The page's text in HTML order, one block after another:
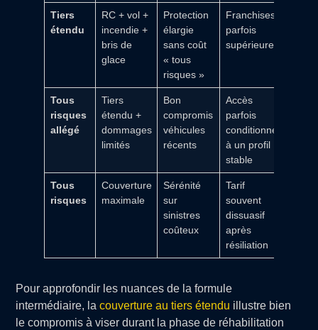
Tiers
étendu
RC + vol +
incendie +
bris de
glace
Protection
élargie
sans coût
« tous
risques »
Franchises
parfois
supérieures
Tous
risques
allégé
Tiers
étendu +
dommages
limités
Bon
compromis
véhicules
récents
Accès
parfois
conditionné
à un profil
stable
Tous
risques
Couverture
maximale
Sérénité
sur
sinistres
coûteux
Tarif
souvent
dissuasif
après
résiliation
Pour approfondir les nuances de la formule
intermédiaire, lacouverture au tiers étendu illustre bien
le compromis à viser durant la phase de réhabilitation